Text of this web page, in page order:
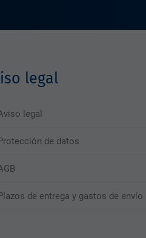
legal
legal
de datos
de entrega y gastos de envío